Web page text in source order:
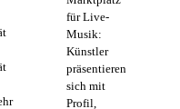
für Live-
Musik:
Künstler
präsentieren
sich mit
Profil,